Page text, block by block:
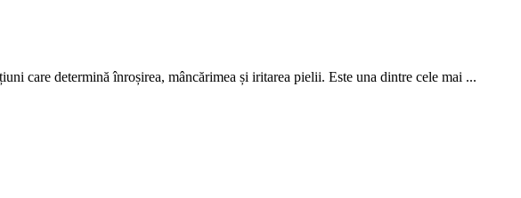
care determină înroșirea, mâncărimea și iritarea pielii. Este una dintre cele mai ...